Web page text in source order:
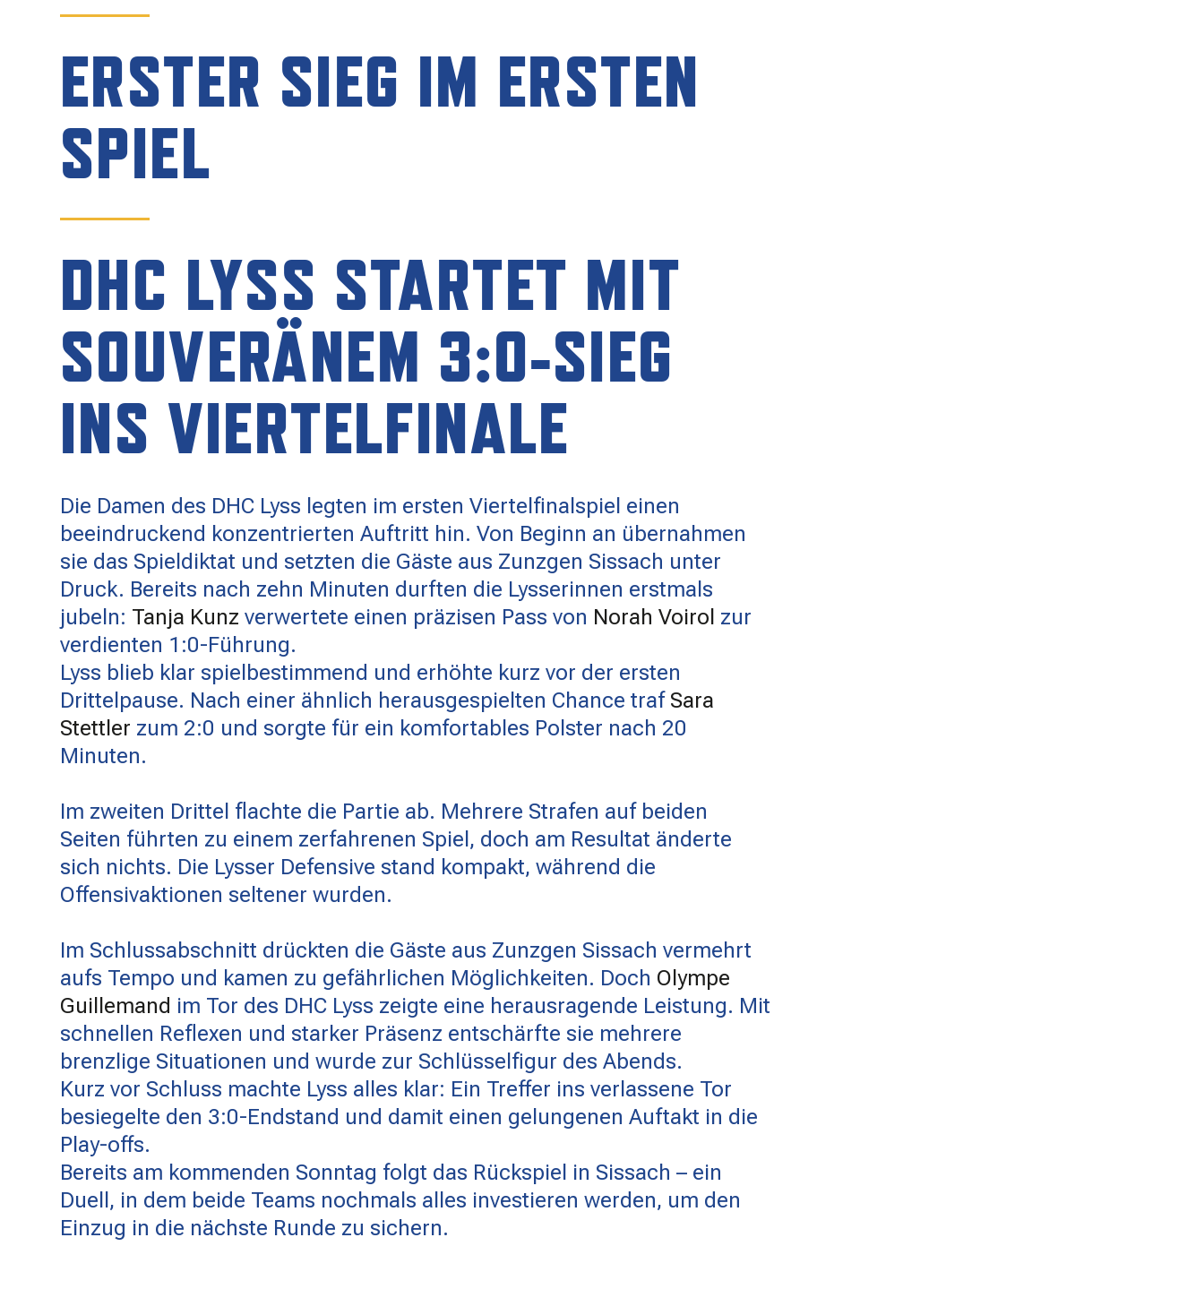
SPONSOREN
KONTAKT
ERSTER SIEG IM ERSTEN
SPIEL
DHC LYSS STARTET MIT
SOUVERÄNEM 3:0-SIEG
INS VIERTELFINALE
Die Damen des DHC Lyss legten im ersten Viertelfinalspiel einen
beeindruckend konzentrierten Auftritt hin. Von Beginn an übernahmen
sie das Spieldiktat und setzten die Gäste aus Zunzgen Sissach unter
Druck. Bereits nach zehn Minuten durften die Lysserinnen erstmals
jubeln: Tanja Kunz verwertete einen präzisen Pass von Norah Voirol zur
verdienten 1:0-Führung.
Lyss blieb klar spielbestimmend und erhöhte kurz vor der ersten
Drittelpause. Nach einer ähnlich herausgespielten Chance traf Sara
Stettler zum 2:0 und sorgte für ein komfortables Polster nach 20
Minuten.
Im zweiten Drittel flachte die Partie ab. Mehrere Strafen auf beiden
Seiten führten zu einem zerfahrenen Spiel, doch am Resultat änderte
sich nichts. Die Lysser Defensive stand kompakt, während die
Offensivaktionen seltener wurden.
Im Schlussabschnitt drückten die Gäste aus Zunzgen Sissach vermehrt
aufs Tempo und kamen zu gefährlichen Möglichkeiten. Doch Olympe
Guillemand im Tor des DHC Lyss zeigte eine herausragende Leistung. Mit
schnellen Reflexen und starker Präsenz entschärfte sie mehrere
brenzlige Situationen und wurde zur Schlüsselfigur des Abends.
Kurz vor Schluss machte Lyss alles klar: Ein Treffer ins verlassene Tor
besiegelte den 3:0-Endstand und damit einen gelungenen Auftakt in die
Play-offs.
Bereits am kommenden Sonntag folgt das Rückspiel in Sissach – ein
Duell, in dem beide Teams nochmals alles investieren werden, um den
Einzug in die nächste Runde zu sichern.